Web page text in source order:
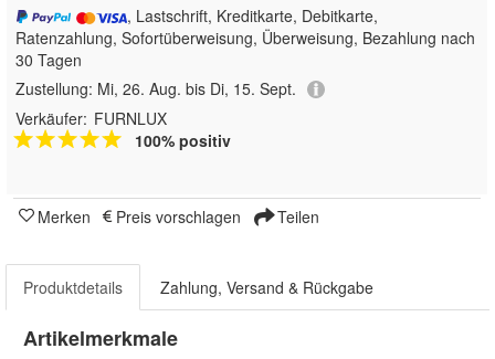
, Lastschrift, Kreditkarte, Debitkarte,
Ratenzahlung, Sofortüberweisung, Überweisung, Bezahlung nach
30 Tagen
Zustellung: Mi, 26. Aug. bis Di, 15. Sept.
Verkäufer: FURNLUX
100% positiv
Merken Preis vorschlagen Teilen
Produktdetails Zahlung, Versand & Rückgabe
Artikelmerkmale